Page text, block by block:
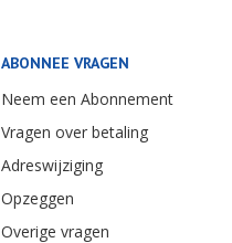
ABONNEE VRAGEN
Neem een Abonnement
Vragen over betaling
Adreswijziging
Opzeggen
Overige vragen